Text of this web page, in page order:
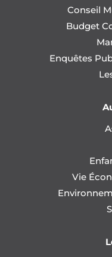
Conseil
Budget
Enquêtes
Vie